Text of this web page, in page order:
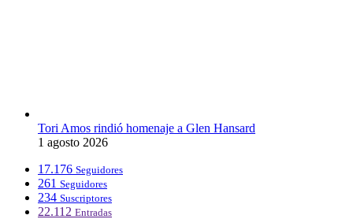
Tori Amos rindió homenaje a Glen Hansard
1 agosto 2026
17.176 Seguidores
261 Seguidores
234 Suscriptores
22.112 Entradas